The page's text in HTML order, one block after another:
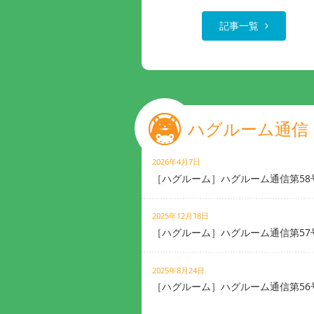
記事一覧
ハグルーム通信
2026年4月7日
［ハグルーム］ハグルーム通信第58
2025年12月18日
［ハグルーム］ハグルーム通信第57
2025年8月24日
［ハグルーム］ハグルーム通信第56